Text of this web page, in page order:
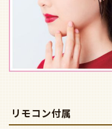
リモコン付属